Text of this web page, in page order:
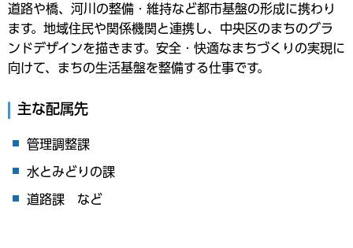
道路や橋、河川の整備・維持など都市基盤の形成に携わり
ます。地域住民や関係機関と連携し、中央区のまちのグラ
ンドデザインを描きます。安全・快適なまちづくりの実現に
向けて、まちの生活基盤を整備する仕事です。
主な配属先
管理調整課
水とみどりの課
道路課 など